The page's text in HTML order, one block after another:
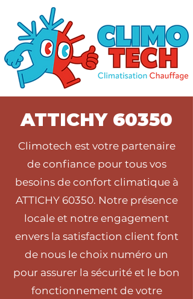
ATTICHY 60350
Climotech est votre partenaire
de confiance pour tous vos
besoins de confort climatique à
ATTICHY 60350. Notre présence
locale et notre engagement
envers la satisfaction client font
de nous le choix numéro un
pour assurer la sécurité et le bon
fonctionnement de votre